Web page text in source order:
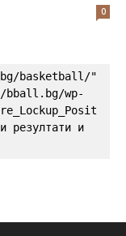
0
basketball/"
bball.bg/wp-
резултати и